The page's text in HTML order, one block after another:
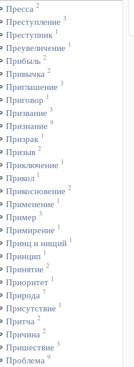
Пресса 2
Преступление 3
Преступник 1
Преувеличение 1
Прибыль 2
Привычка 2
Приглашение 3
Приговор 1
Призвание 3
Признание 9
Призрак 1
Призыв 2
Приключение 1
Прикол 1
Прикосновение 2
Применение 1
Пример 3
Примирение 1
Принц и нищий 1
Принцип 1
Принятие 2
Приоритет 1
Природа 7
Присутствие 1
Притча 2
Причина 2
Пришествие 3
Проблема 9